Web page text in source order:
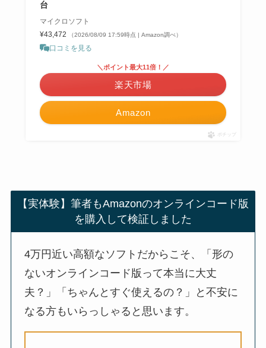
台
マイクロソフト
¥43,472
（2026/08/09 17:59時点 | Amazon調べ）
口コミを見る
Amazon
＼ポイント最大11倍！／
楽天市場
ポチップ
【実体験】筆者もAmazonのオンラインコード版
を購入して検証しました
4万円近い高額なソフトだからこそ、「形の
ないオンラインコード版って本当に大丈
夫？」「ちゃんとすぐ使えるの？」と不安に
なる方もいらっしゃると思います。